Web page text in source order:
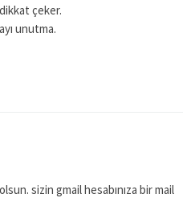
çeker.
unutma.
sizin gmail hesabınıza bir mail